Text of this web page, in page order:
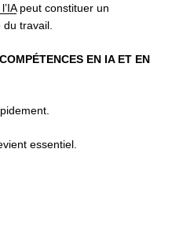
peut constituer un
travail.
EN IA ET EN
essentiel.